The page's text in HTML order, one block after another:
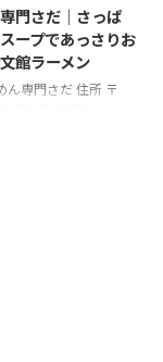
門さだ｜さっぱ
ープであっさりお
館ラーメン
ん専門さだ 住所 〒